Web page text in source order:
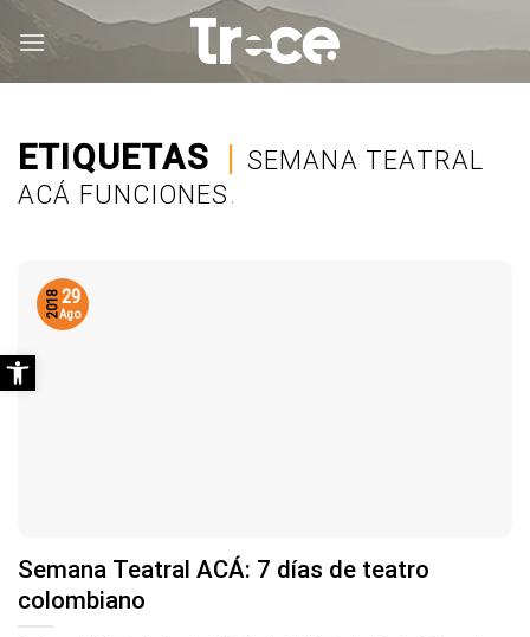
ETIQUETAS | SEMANA TEATRAL
ACÁ FUNCIONES.
Semana Teatral ACÁ: 7 días de teatro
colombiano
29
Ago
2018
Abrir barra de herramientas